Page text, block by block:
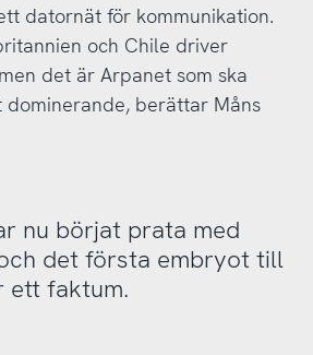
datornät för kommunikation.
och Chile driver
det är Arpanet som ska
berättar Måns
nu börjat prata med
det första embryot till
ett faktum.